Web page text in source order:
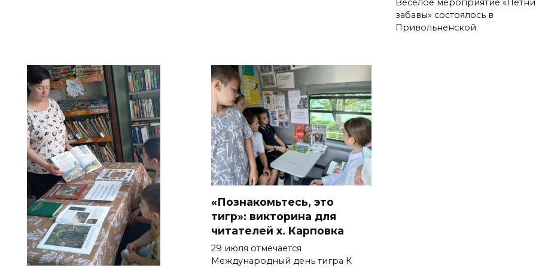
Весёлое мероприятие
забавы» состоялось в
Привольненской
«Познакомьтесь, это
тигр»: викторина для
читателей х. Карповка
29 июля отмечается
Международный день тигра К